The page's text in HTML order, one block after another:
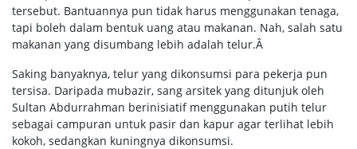
tersebut. Bantuannya pun tidak harus menggunakan tenaga,
tapi boleh dalam bentuk uang atau makanan. Nah, salah satu
makanan yang disumbang lebih adalah telur.Â
Saking banyaknya, telur yang dikonsumsi para pekerja pun
tersisa. Daripada mubazir, sang arsitek yang ditunjuk oleh
Sultan Abdurrahman berinisiatif menggunakan putih telur
sebagai campuran untuk pasir dan kapur agar terlihat lebih
kokoh, sedangkan kuningnya dikonsumsi.